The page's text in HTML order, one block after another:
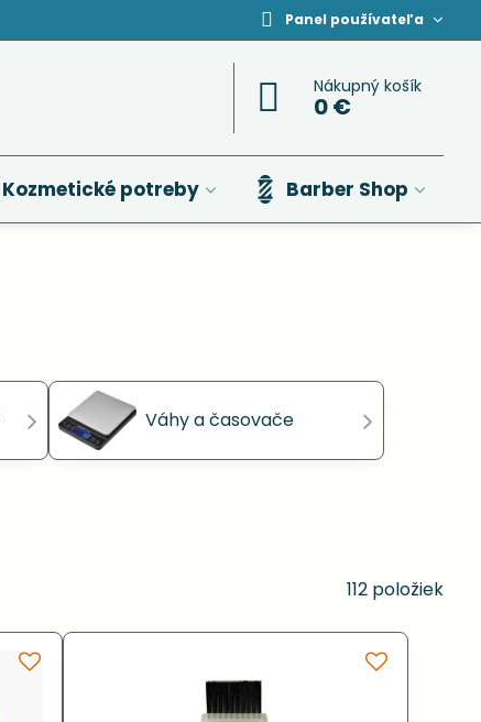
Panel používateľa
Nákupný košík
0 €
Kozmetické potreby Barber Shop
Váhy a časovače
112 položiek